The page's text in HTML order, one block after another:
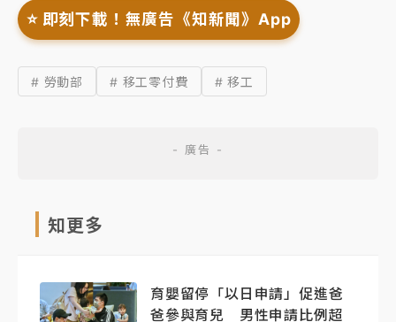
⭐️ 即刻下載！無廣告《知新聞》App
# 勞動部 # 移工零付費 # 移工
知更多
育嬰留停「以日申請」促進爸
爸參與育兒 男性申請比例超